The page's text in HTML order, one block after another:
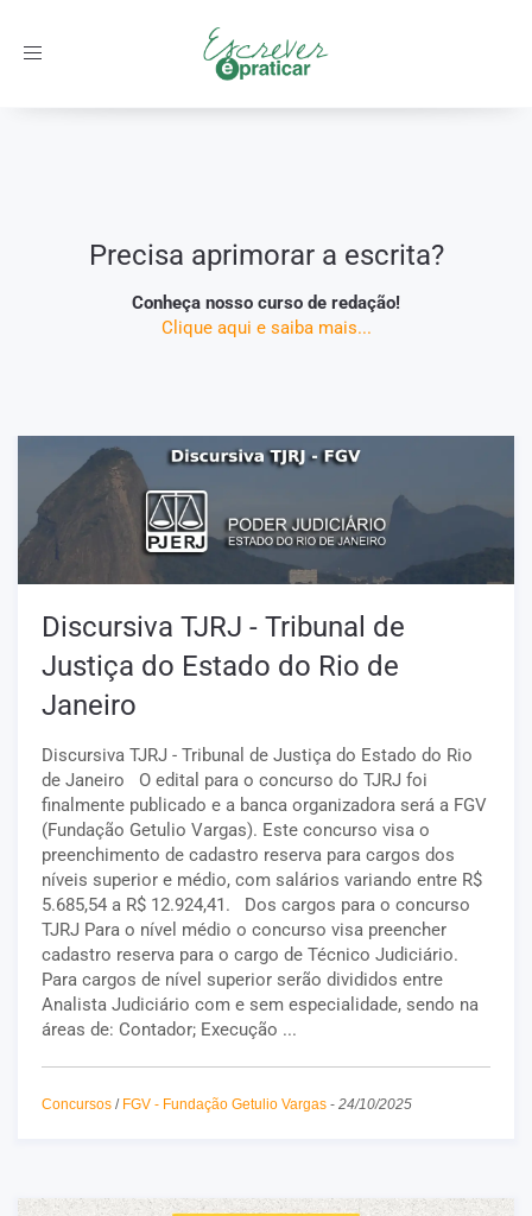
Toggle
Precisa aprimorar a escrita?
Conheça nosso curso de redação!
Clique aqui e saiba mais...
Discursiva TJRJ - Tribunal de
Justiça do Estado do Rio de
Janeiro
Discursiva TJRJ - Tribunal de Justiça do Estado do Rio
de Janeiro O edital para o concurso do TJRJ foi
finalmente publicado e a banca organizadora será a FGV
(Fundação Getulio Vargas). Este concurso visa o
preenchimento de cadastro reserva para cargos dos
níveis superior e médio, com salários variando entre R$
5.685,54 a R$ 12.924,41. Dos cargos para o concurso
TJRJ Para o nível médio o concurso visa preencher
cadastro reserva para o cargo de Técnico Judiciário.
Para cargos de nível superior serão divididos entre
Analista Judiciário com e sem especialidade, sendo na
áreas de: Contador; Execução ...
Concursos / FGV - Fundação Getulio Vargas - 24/10/2025